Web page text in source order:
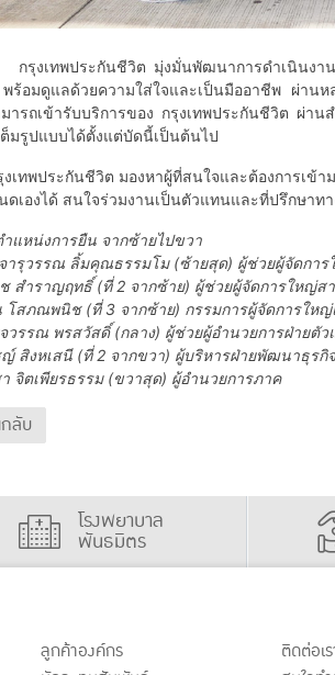
ประกันชีวิต มุ่งมั่นพัฒนาการดำเนินงานและ
พร้อมดูแลด้วยความใส่ใจและเป็นมืออาชีพ ผ่า
มารถเข้ารับบริการของ กรุงเทพประกันชีวิต ผ่
ต็มรูปแบบได้ตั้งแต่บัดนี้เป็นต้นไป
ประกันชีวิต มองหาผู้ที่สนใจและต้องการเข้าม
ดเองได้ สนใจร่วมงานเป็นตัวแทนและที่ปรึกษาท
ำแหน่งการยืน จากซ้ายไปขวา
ารุวรรณ ลิ้มคุณธรรมโม (ซ้ายสุด) ผู้ช่วยผู้จัดกา
สำราญฤทธิ์ (ที่ 2 จากซ้าย) ผู้ช่วยผู้จัดการใหญ่ส
โสภณพนิช (ที่ 3 จากซ้าย) กรรมการผู้จัดการให
วรรณ พรสวัสดิ์ (กลาง) ผู้ช่วยผู้อำนวยการฝ่ายตัว
สิงหเสนี (ที่ 2 จากขวา) ผู้บริหารฝ่ายพัฒนาธุรกิ
จิตเพียรธรรม (ขวาสุด) ผู้อำนวยการภาค
ลับ
โรงพยาบาล
พันธมิตร
ลูกค้าองค์กร
ติดต่อเ